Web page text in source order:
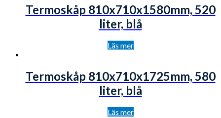
Termoskåp 810x710x1580mm, 520
liter, blå
Läs mer
Termoskåp 810x710x1725mm, 580
liter, blå
Läs mer